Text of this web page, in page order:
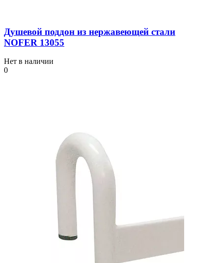
Душевой поддон из нержавеющей стали
NOFER 13055
Нет в наличии
0